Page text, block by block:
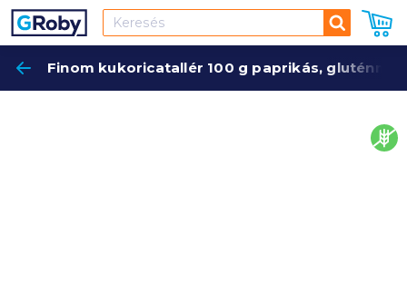
Keresés
Finom kukoricatallér 100 g paprikás,